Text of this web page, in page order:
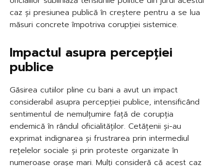
caz și presiunea publică în creștere pentru a se lua
măsuri concrete împotriva corupției sistemice.
Impactul asupra percepției
publice
Găsirea cutiilor pline cu bani a avut un impact
considerabil asupra percepției publice, intensificând
sentimentul de nemulțumire față de corupția
endemică în rândul oficialităților. Cetățenii și-au
exprimat indignarea și frustrarea prin intermediul
rețelelor sociale și prin proteste organizate în
numeroase orașe mari. Mulți consideră că acest caz